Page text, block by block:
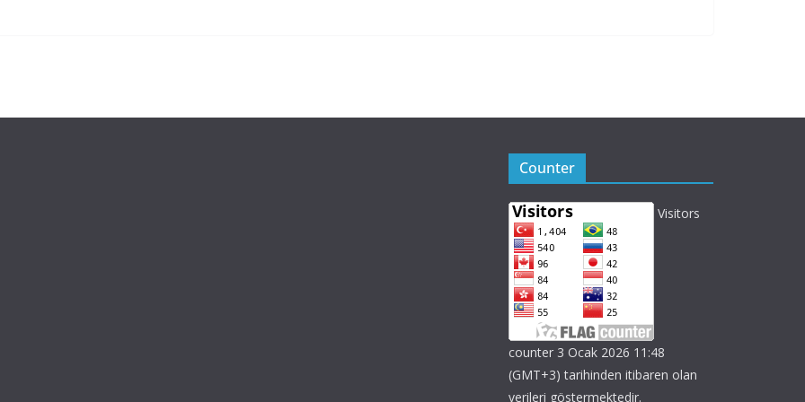
Counter
Visitors
counter 3 Ocak 2026 11:48
(GMT+3) tarihinden itibaren olan
verileri göstermektedir.